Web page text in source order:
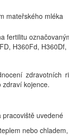
mateřského mléka
fertilitu
H360Fd, H360Df,
zdravotních
zdraví kojence.
uvedené
nebo chladem,